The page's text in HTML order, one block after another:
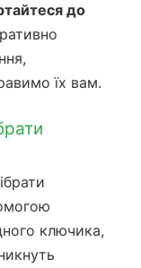
до
їх вам.
ключика,